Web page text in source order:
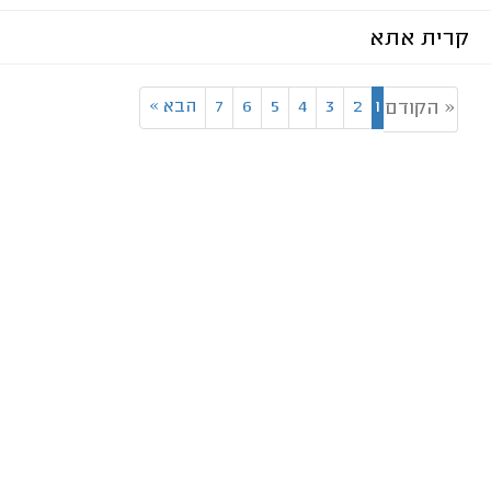
קרית אתא
« הקודם 1
2
3
4
5
6
7 הבא »